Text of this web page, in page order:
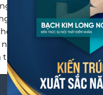
hệ thống chấm điểm
trình sẽ được sắp xếp
thấy công trình càng
và áp dụng giải
như sau: